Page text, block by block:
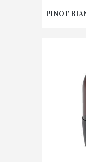
PINOT